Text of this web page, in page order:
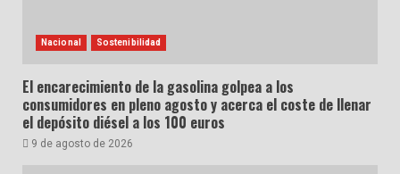
Nacional Sostenibilidad
El encarecimiento de la gasolina golpea a los
consumidores en pleno agosto y acerca el coste de llenar
el depósito diésel a los 100 euros
9 de agosto de 2026